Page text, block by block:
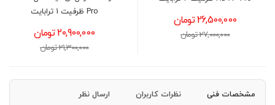
مشخصات فنی نظرات کاربران ارسال نظر